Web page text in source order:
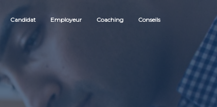
Candidat Employeur Coaching Conseils